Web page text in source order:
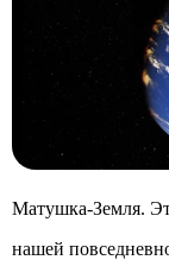
Матушка-Земля.
нашей